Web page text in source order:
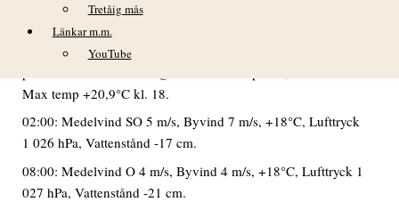
Tretåig mås
Länkar m.m.
YouTube
Ännu en dag med högsommarväder. Svag-måttlig vind av
växlande riktning. Mest soligt med enstaka skyar men fram
Max temp +20,9°C kl. 18.
02:00: Medelvind SO 5 m/s, Byvind 7 m/s, +18°C, Lufttryck
1 026 hPa, Vattenstånd -17 cm.
08:00: Medelvind O 4 m/s, Byvind 4 m/s, +18°C, Lufttryck 1
027 hPa, Vattenstånd -21 cm.